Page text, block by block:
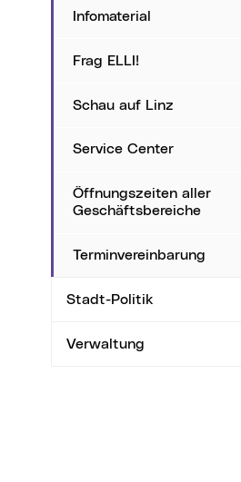
Infomaterial
Frag ELLI!
Schau auf Linz
Service Center
Öffnungszeiten aller
Geschäftsbereiche
Terminvereinbarung
Stadt-Politik
Verwaltung